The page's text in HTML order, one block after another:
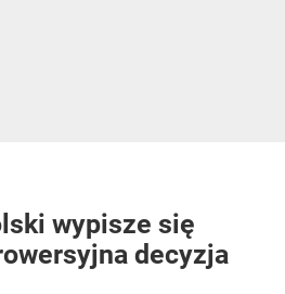
wypisze się
decyzja